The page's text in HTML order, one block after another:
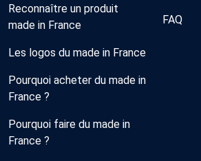
Reconnaître un produit
made in France
Les logos du made in France
Pourquoi acheter du made in
France ?
Pourquoi faire du made in
France ?
FAQ